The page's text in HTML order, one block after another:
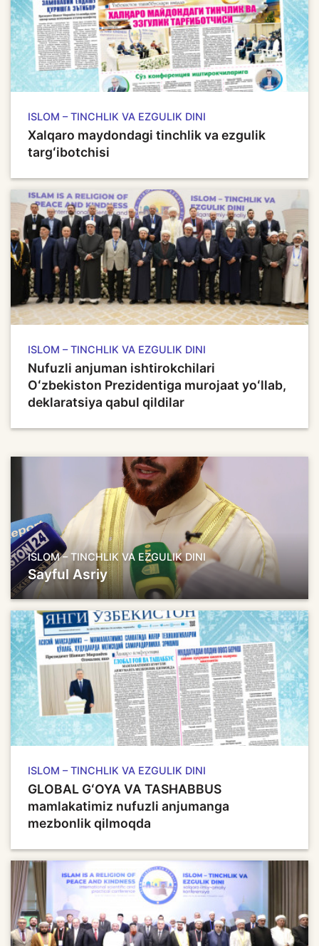
ISLOM – TINCHLIK VA EZGULIK DINI
Xalqaro maydondagi tinchlik va ezgulik
targʻibotchisi
ISLOM – TINCHLIK VA EZGULIK DINI
Nufuzli anjuman ishtirokchilari
Oʻzbekiston Prezidentiga murojaat yoʻllab,
deklaratsiya qabul qildilar
ISLOM – TINCHLIK VA EZGULIK DINI
Sayful Asriy
ISLOM – TINCHLIK VA EZGULIK DINI
GLOBAL GʻOYA VA TASHABBUS
mamlakatimiz nufuzli anjumanga
mezbonlik qilmoqda